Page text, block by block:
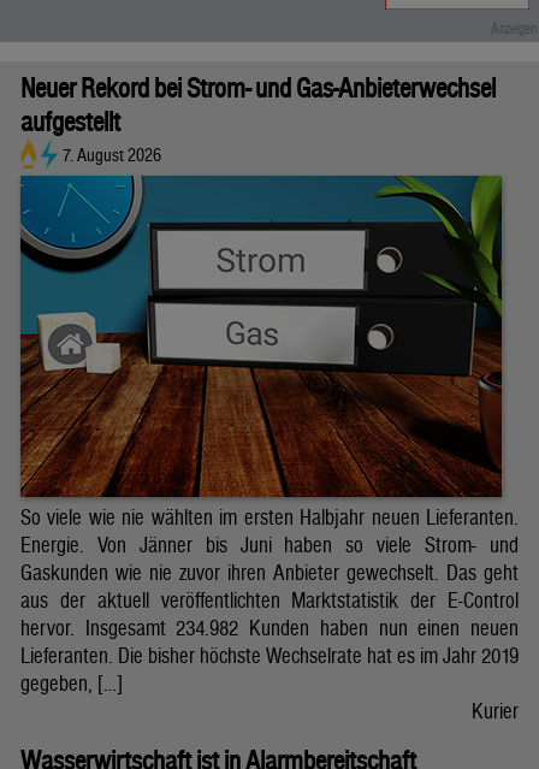
Neuer Rekord bei Strom- und Gas-Anbieterwechsel
aufgestellt
7. August 2026
So viele wie nie wählten im ersten Halbjahr neuen Lieferanten.
Energie. Von Jänner bis Juni haben so viele Strom- und
Gaskunden wie nie zuvor ihren Anbieter gewechselt. Das geht
aus der aktuell veröffentlichten Marktstatistik der E-Control
hervor. Insgesamt 234.982 Kunden haben nun einen neuen
Lieferanten. Die bisher höchste Wechselrate hat es im Jahr 2019
gegeben, […]
Kurier
Wasserwirtschaft ist in Alarmbereitschaft